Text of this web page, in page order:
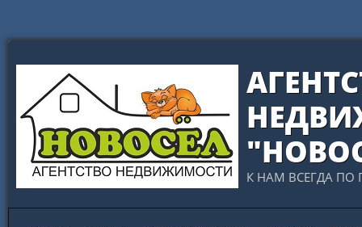
К НАМ ВСЕГДА ПО